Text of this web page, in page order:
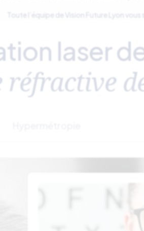
Toute l’équipe de Vision Future Lyon
laser